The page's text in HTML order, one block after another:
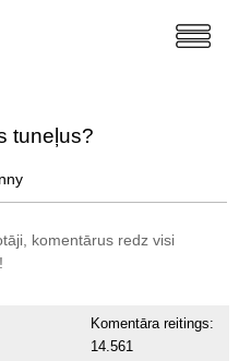
tuneļus?
komentārus redz visi
Komentāra reitings:
14.561